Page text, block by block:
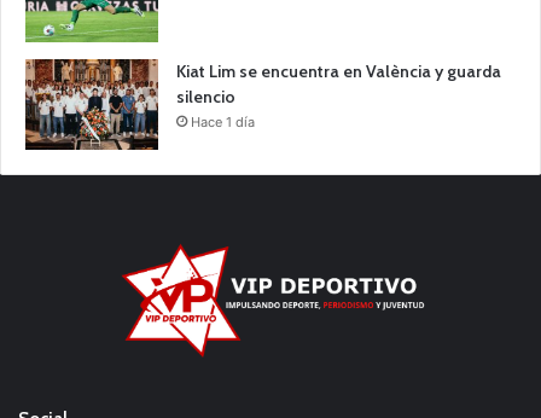
Kiat Lim se encuentra en València y guarda
silencio
Hace 1 día